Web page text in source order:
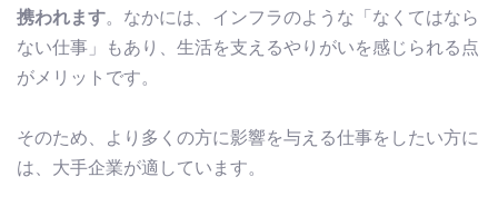
携われます。なかには、インフラのような「なくてはなら
ない仕事」もあり、生活を支えるやりがいを感じられる点
がメリットです。
そのため、より多くの方に影響を与える仕事をしたい方に
は、大手企業が適しています。